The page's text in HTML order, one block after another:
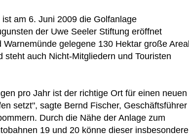
am 6. Juni 2009 die Golfanlage
der Uwe Seeler Stiftung eröffnet
gelegene 130 Hektar große Areal
auch Nicht-Mitgliedern und Touristen
pro Jahr ist der richtige Ort für einen neuen
setzt", sagte Bernd Fischer, Geschäftsführer
Durch die Nähe der Anlage zum
19 und 20 könne dieser insbesondere